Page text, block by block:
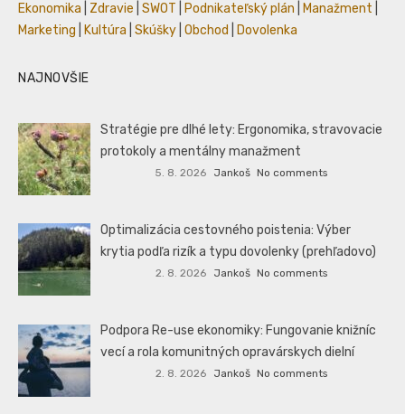
Ekonomika
Zdravie SWOT Podnikateľský plán Manažment
Marketing
Kultúra Skúšky Obchod Dovolenka
NAJNOVŠIE
Stratégie pre dlhé lety: Ergonomika, stravovacie
protokoly a mentálny manažment
5. 8. 2026 Jankoš No comments
Optimalizácia cestovného poistenia: Výber
krytia podľa rizík a typu dovolenky (prehľadovo)
2. 8. 2026 Jankoš No comments
Podpora Re-use ekonomiky: Fungovanie knižníc
vecí a rola komunitných opravárskych dielní
2. 8. 2026 Jankoš No comments